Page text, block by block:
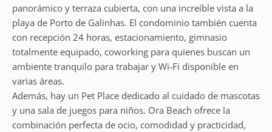
panorámico y terraza cubierta, con una increíble vista a la
playa de Porto de Galinhas. El condominio también cuenta
con recepción 24 horas, estacionamiento, gimnasio
totalmente equipado, coworking para quienes buscan un
ambiente tranquilo para trabajar y Wi-Fi disponible en
varias áreas.
Además, hay un Pet Place dedicado al cuidado de mascotas
y una sala de juegos para niños. Ora Beach ofrece la
combinación perfecta de ocio, comodidad y practicidad,